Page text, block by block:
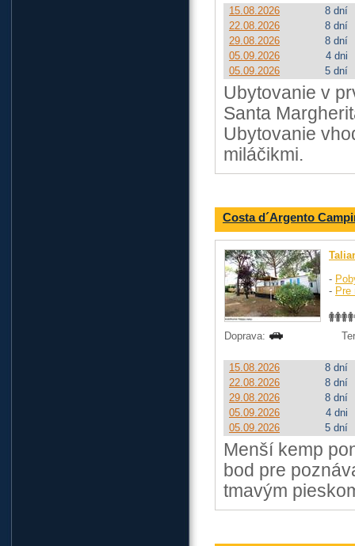
15.08.2026
8 dní
22.08.2026
8 dní
29.08.2026
8 dní
05.09.2026
4 dni
05.09.2026
5 dní
Ubytovanie v
Santa
Ubytovanie
miláčikmi.
Costa d´Argento
-
- Pre
Doprava:
15.08.2026
8 dní
22.08.2026
8 dní
29.08.2026
8 dní
05.09.2026
4 dni
05.09.2026
5 dní
Menší kemp
bod pre
tmavým